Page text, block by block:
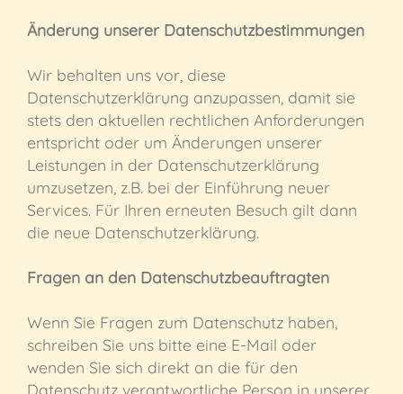
Änderung unserer Datenschutzbestimmungen
Wir behalten uns vor, diese
Datenschutzerklärung anzupassen, damit sie
stets den aktuellen rechtlichen Anforderungen
entspricht oder um Änderungen unserer
Leistungen in der Datenschutzerklärung
umzusetzen, z.B. bei der Einführung neuer
Services. Für Ihren erneuten Besuch gilt dann
die neue Datenschutzerklärung.
Fragen an den Datenschutzbeauftragten
Wenn Sie Fragen zum Datenschutz haben,
schreiben Sie uns bitte eine E-Mail oder
wenden Sie sich direkt an die für den
Datenschutz verantwortliche Person in unserer